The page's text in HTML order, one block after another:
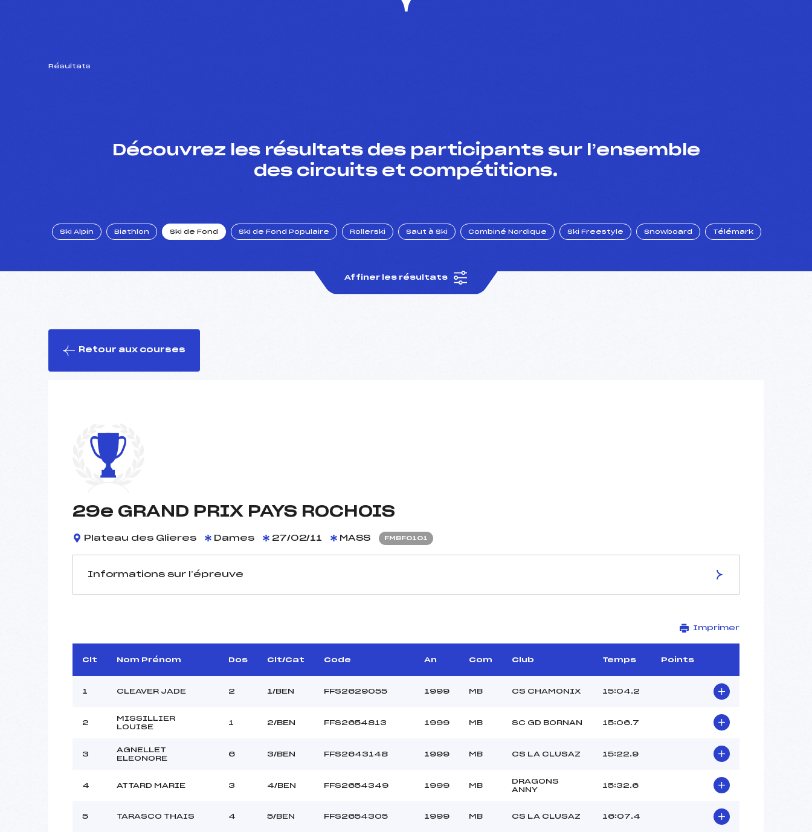
Résultats
Découvrez les résultats des participants sur l’ensemble
des circuits et compétitions.
Ski Alpin Biathlon Ski de Fond Ski de Fond Populaire Rollerski Saut à Ski Combiné Nordique Ski Freestyle Snowboard Télémark
Affiner les résultats
Retour aux courses
29e GRAND PRIX PAYS ROCHOIS
Plateau des Glieres Dames 27/02/11 MASS FMBF0101
Informations sur l’épreuve
D.T Adjoint :
TOURNIER CHRISTOPHE (MB)
Dir. Epreuve :
ROGUET JEAN CLAUDE (MB)
Piste de course
Distance :
3 km
Point Haut :
Pénalité appliquée :
–
Imprimer
Clt Nom Prénom Dos Clt/Cat Code An Com Club Temps Points
1 CLEAVER JADE 2 1/BEN FFS2629055 1999 MB CS CHAMONIX 15:04.2
2
MISSILLIER
LOUISE
1 2/BEN FFS2654813 1999 MB SC GD BORNAN 15:06.7
3
AGNELLET
ELEONORE
6 3/BEN FFS2643148 1999 MB CS LA CLUSAZ 15:22.9
4 ATTARD MARIE 3 4/BEN FFS2654349 1999 MB
DRAGONS
ANNY
15:32.6
5 TARASCO THAIS 4 5/BEN FFS2654305 1999 MB CS LA CLUSAZ 16:07.4